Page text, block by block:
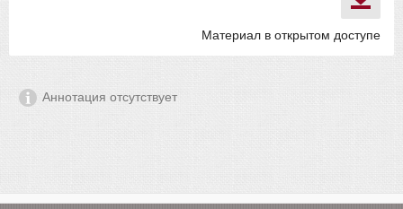
Материал в открытом доступе
Аннотация отсутствует